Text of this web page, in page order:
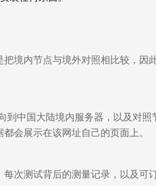
境内节点与境外对照相比较，因
到中国大陆境内服务器，以及对照
会展示在该网址自己的页面上。
次测试背后的测量记录，以及可